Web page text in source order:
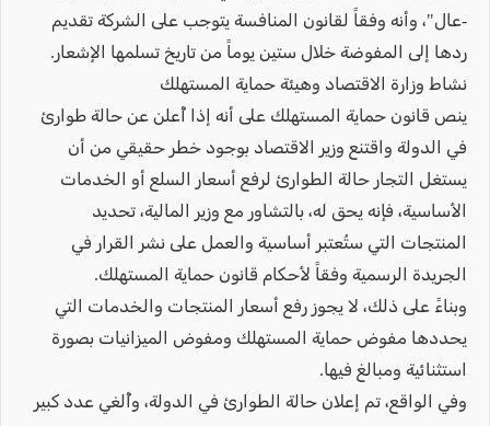
-عال"، وأنه وفقاً لقانون المنافسة يتوجب على الشركة تقديم
ردها إلى المفوضة خلال ستين يوماً من تاريخ تسلمها الإشعار.
نشاط وزارة الاقتصاد وهيئة حماية المستهلك
ينص قانون حماية المستهلك على أنه إذا أُعلن عن حالة طوارئ
في الدولة واقتنع وزير الاقتصاد بوجود خطر حقيقي من أن
يستغل التجار حالة الطوارئ لرفع أسعار السلع أو الخدمات
الأساسية، فإنه يحق له، بالتشاور مع وزير المالية، تحديد
المنتجات التي ستُعتبر أساسية والعمل على نشر القرار في
الجريدة الرسمية وفقاً لأحكام قانون حماية المستهلك.
وبناءً على ذلك، لا يجوز رفع أسعار المنتجات والخدمات التي
يحددها مفوض حماية المستهلك ومفوض الميزانيات بصورة
استثنائية ومبالغ فيها.
وفي الواقع، تم إعلان حالة الطوارئ في الدولة، وأُلغي عدد كبير